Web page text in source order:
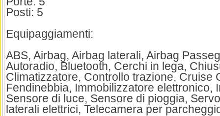
Posti: 5
Equipaggiamenti:
ABS, Airbag, Airbag laterali, Airbag
Autoradio, Bluetooth, Cerchi in lega,
Climatizzatore, Controllo trazione, Cruise
Fendinebbia, Immobilizzatore elettronico,
Sensore di luce, Sensore di pioggia,
laterali elettrici, Telecamera per